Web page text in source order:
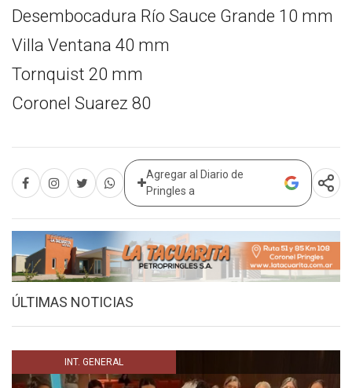
Desembocadura Río Sauce Grande 10 mm
Villa Ventana 40 mm
Tornquist 20 mm
Coronel Suarez 80
Agregar al Diario de
Pringles a
ÚLTIMAS NOTICIAS
INT. GENERAL